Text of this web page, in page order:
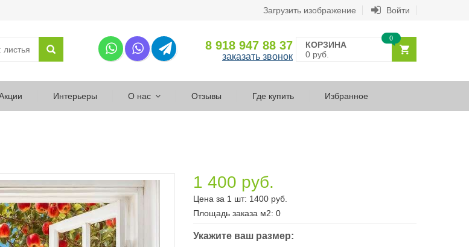
Загрузить изображение Войти
8 918 947 88 37
заказать звонок
КОРЗИНА
0 руб.
0
Интерьеры О нас Отзывы Где купить Избранное
1 400 руб.
Цена за 1 шт: 1400 руб.
Площадь заказа м2: 0
Укажите ваш размер: